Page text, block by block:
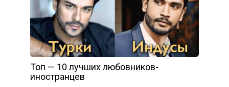
Топ — 10 лучших любовников-
иностранцев